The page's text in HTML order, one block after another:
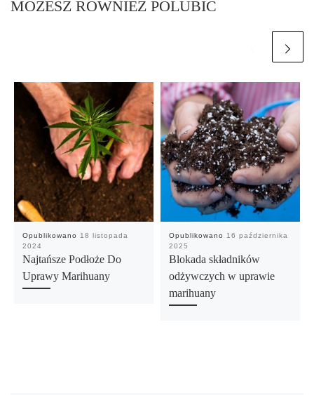
MOŻESZ RÓWNIEŻ POLUBIĆ
Opublikowano
18 listopada
2024
Najtańsze Podłoże Do
Uprawy Marihuany
Opublikowano
16 października
2025
Blokada składników
odżywczych w uprawie
marihuany